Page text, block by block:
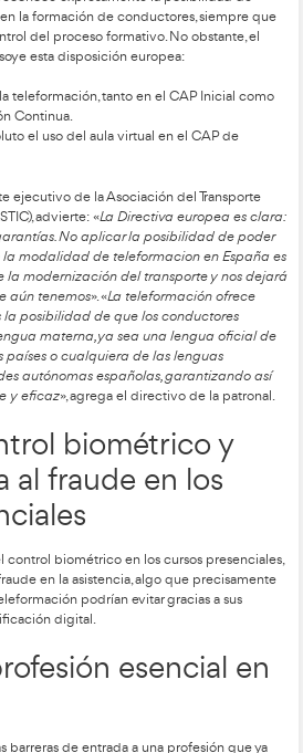
pública (finalizada el día 13) del
el RD 284/2021, el Ministerio de
por Óscar Puente, está
por parte de asociaciones,
Son demandas clave que afectan
del transporte por carretera y que
por parte del Gobierno.
a la
inspira este
2561 reconoce expresamente la
en la formación de
el control del proceso formativo. No
desoye esta disposición europea:
la teleformación, tanto en el
Continua.
absoluto el uso del aula virtual en
ejecutivo de la Asociación
(ASTIC), advierte: «
con garantías. No aplicar la
en la modalidad de